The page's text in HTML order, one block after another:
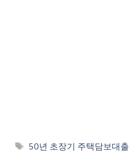
Tags
50년 초장기 주택담보대출